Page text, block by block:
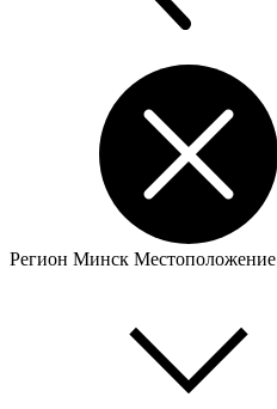
Регион Минск Местоположение